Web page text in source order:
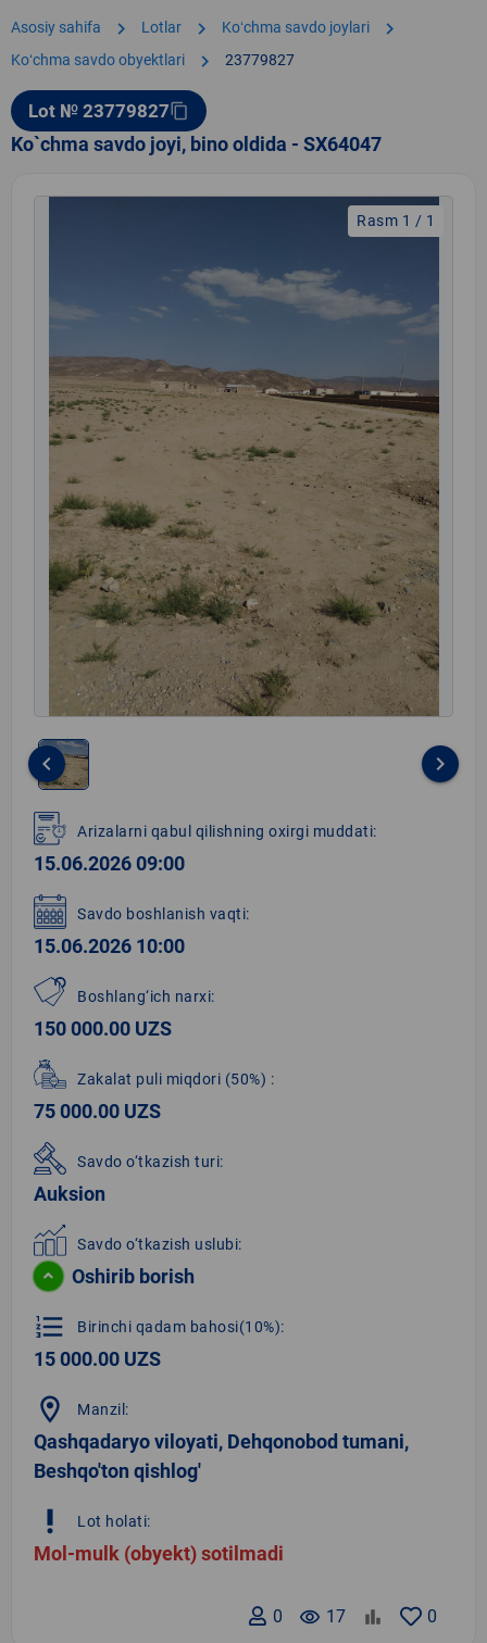
Asosiy sahifa chevron_right Lotlar chevron_right Koʻchma savdo joylari chevron_right
Koʻchma savdo obyektlari chevron_right 23779827
Lot № 23779827content_copy
Ko`chma savdo joyi, bino oldida - SX64047
Rasm 1 / 1
1
of
1
keyboard_arrow_left keyboard_arrow_right
Arizalarni qabul qilishning oxirgi muddati:
15.06.2026 09:00
Savdo boshlanish vaqti:
15.06.2026 10:00
Boshlang‘ich narxi:
150 000.00 UZS
Zakalat puli miqdori (50%) :
75 000.00 UZS
Savdo o‘tkazish turi:
Auksion
Savdo o‘tkazish uslubi:
Oshirib borish
format_list_numbered Birinchi qadam bahosi(10%):
15 000.00 UZS
location_on Manzil:
Qashqadaryo viloyati, Dehqonobod tumani,
Beshqo'ton qishlog'
priority_high Lot holati:
Mol-mulk (obyekt) sotilmadi
0
remove_red_eye 17
0